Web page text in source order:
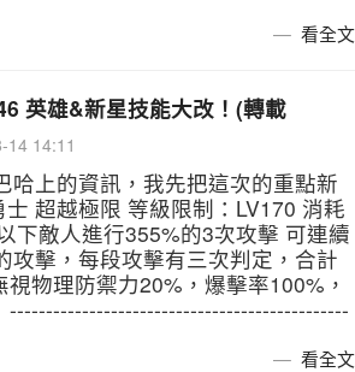
看全文
英雄&新星技能大改！(轉載
14 14:11
哈上的資訊，我先把這次的重點新
超越極限 等級限制：LV170 消耗
下敵人進行355%的3次攻擊 可連續
攻擊，每段攻擊有三次判定，合計
物理防禦力20%，爆擊率100%，
-----------------------------------------------
看全文